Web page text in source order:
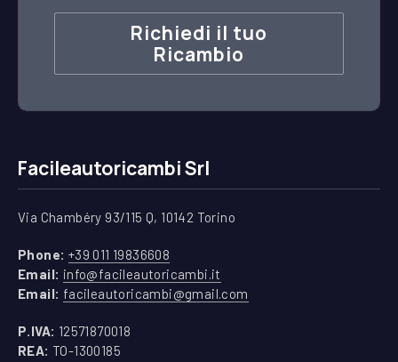
Richiedi il tuo
Ricambio
Facileautoricambi Srl
Via Chambéry 93/115 Q, 10142 Torino
Phone: +39 011 19836608
Email: info@facileautoricambi.it
Email: facileautoricambi@gmail.com
P.IVA: 12571870018
REA: TO-1300185